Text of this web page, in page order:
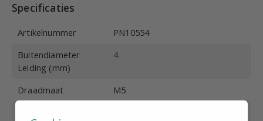
Specificaties
Artikelnummer
PN10554
Buitendiameter
Leiding (mm)
4
Draadmaat
M5